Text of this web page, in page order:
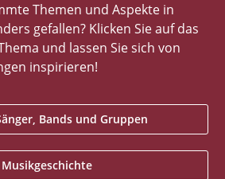
Themen und Aspekte in
gefallen? Klicken Sie auf das
und lassen Sie sich von
inspirieren!
Bands und Gruppen
Musikgeschichte